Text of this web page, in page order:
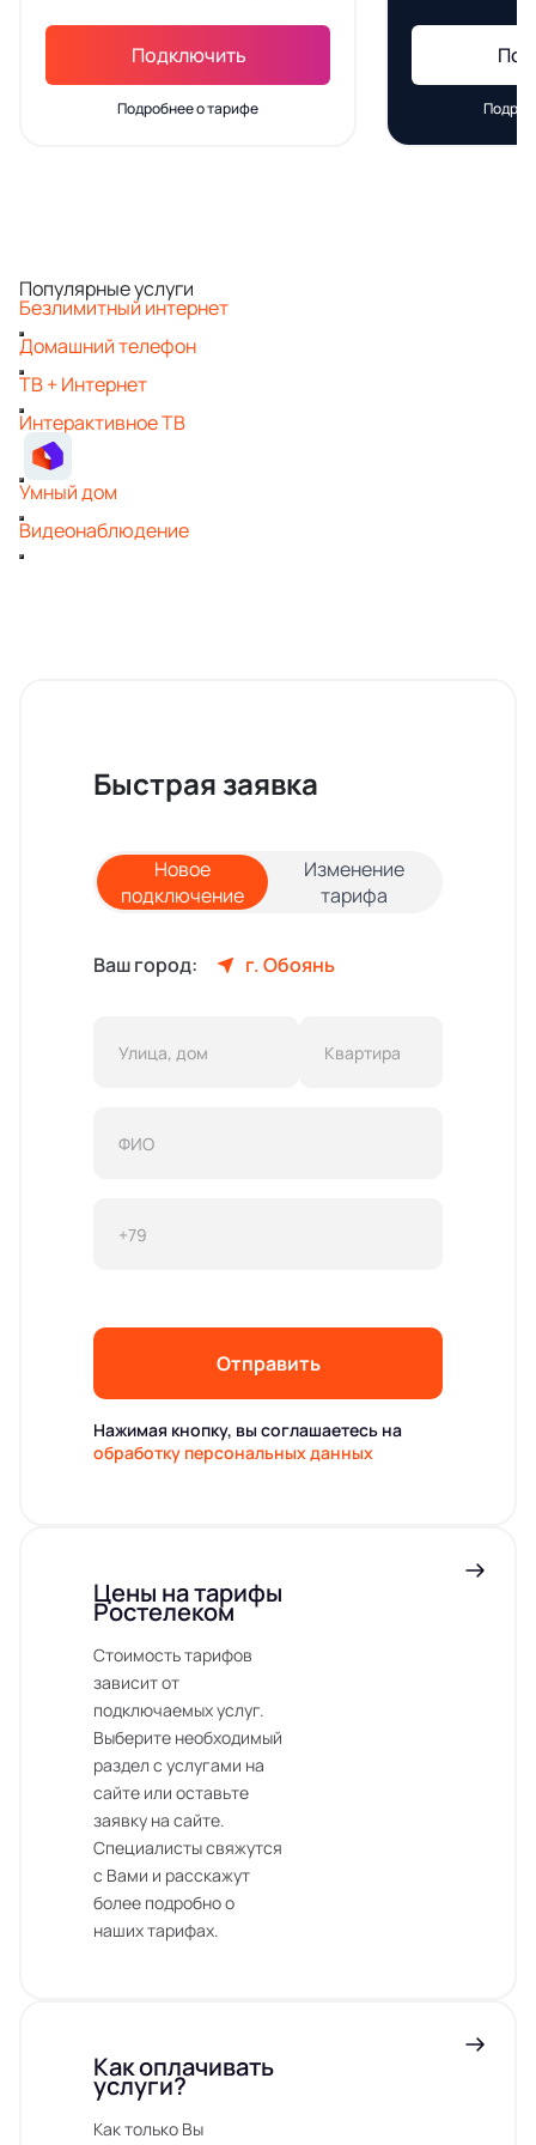
Подключить
Подробнее о тарифе
Популярные услуги
Безлимитный интернет
Домашний телефон
ТВ + Интернет
Интерактивное ТВ
Умный дом
Видеонаблюдение
Быстрая заявка
Новое
подключение
Изменение
тарифа
Ваш город: г. Обоянь
Отправить
Нажимая кнопку, вы соглашаетесь на
обработку персональных данных
Цены на тарифы
Ростелеком
Стоимость тарифов
зависит от
подключаемых услуг.
Выберите необходимый
раздел с услугами на
сайте или оставьте
заявку на сайте.
Специалисты свяжутся
с Вами и расскажут
более подробно о
наших тарифах.
Как оплачивать
услуги?
Как только Вы